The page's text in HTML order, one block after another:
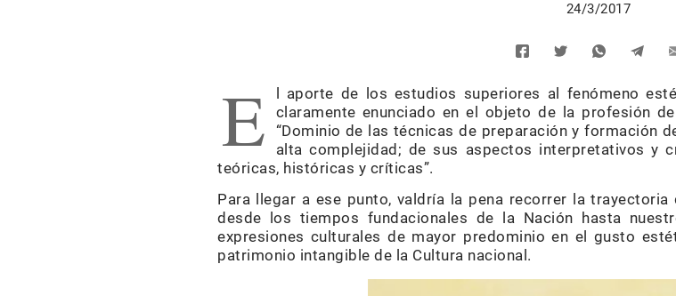
24/3/2017
E
l aporte de los estudios superiores al fenómeno
claramente enunciado en el objeto de la profesión
“Dominio de las técnicas de preparación y formación
alta complejidad; de sus aspectos interpretativos y
teóricas, históricas y críticas”.
Para llegar a ese punto, valdría la pena recorrer la
desde los tiempos fundacionales de la Nación hasta
expresiones culturales de mayor predominio en el gusto
patrimonio intangible de la Cultura nacional.